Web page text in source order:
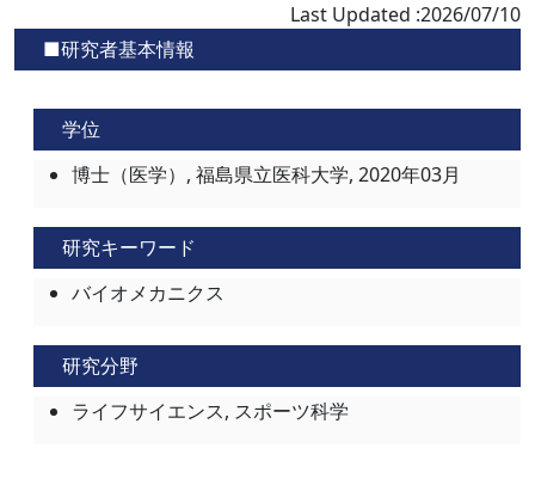
Last Updated :2026/07/10
■研究者基本情報
学位
博士（医学）, 福島県立医科大学, 2020年03月
研究キーワード
バイオメカニクス
研究分野
ライフサイエンス, スポーツ科学